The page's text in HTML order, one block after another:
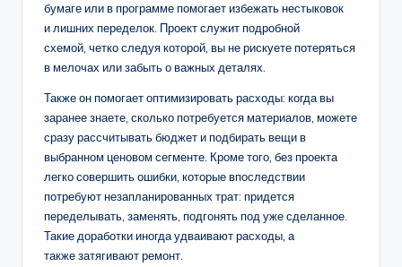
бумаге или в программе помогает избежать нестыковок
и лишних переделок. Проект служит подробной
схемой, четко следуя которой, вы не рискуете потеряться
в мелочах или забыть о важных деталях.
Также он помогает оптимизировать расходы: когда вы
заранее знаете, сколько потребуется материалов, можете
сразу рассчитывать бюджет и подбирать вещи в
выбранном ценовом сегменте. Кроме того, без проекта
легко совершить ошибки, которые впоследствии
потребуют незапланированных трат: придется
переделывать, заменять, подгонять под уже сделанное.
Такие доработки иногда удваивают расходы, а
также затягивают ремонт.